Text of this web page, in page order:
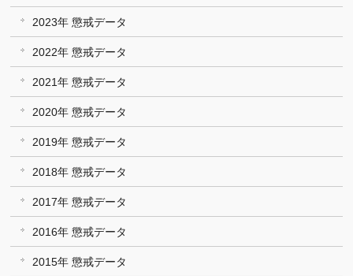
2023年 懲戒データ
2022年 懲戒データ
2021年 懲戒データ
2020年 懲戒データ
2019年 懲戒データ
2018年 懲戒データ
2017年 懲戒データ
2016年 懲戒データ
2015年 懲戒データ